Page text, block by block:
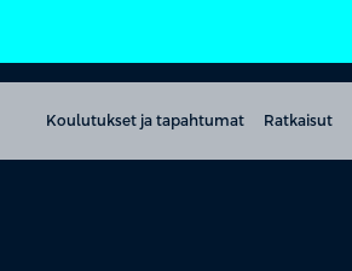
Koulutukset ja tapahtumat Ratkaisut